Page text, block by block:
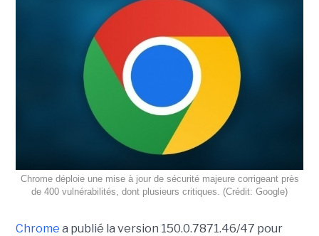
Chrome déploie une mise à jour de sécurité majeure corrigeant près
de 400 vulnérabilités, dont plusieurs critiques. (Crédit: Google)
Chrome a publié la version 150.0.7871.46/47 pour